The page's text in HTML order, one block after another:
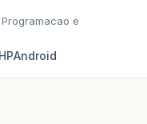
e
Android